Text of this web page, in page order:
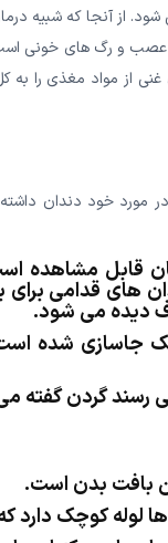
از آنجا که شبیه
و رگ های خونی است
مواد مغذی را به
در مورد خود دندان
قابل مشاهده
های قدامی
دیده می شود.
جاسازی شده
رسند گردن گفته
بافت بدن است.
لوله کوچک دارد